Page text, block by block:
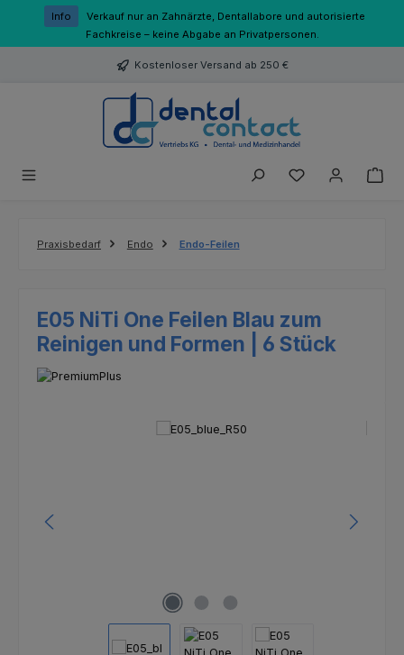
Zum Hauptinhalt springen
Info
Verkauf nur an Zahnärzte, Dentallabore und autorisierte
Fachkreise – keine Abgabe an Privatpersonen.
Kostenloser Versand ab 250 €
Du hast 0
Praxisbedarf Endo Endo-Feilen
E05 NiTi One Feilen Blau zum
Reinigen und Formen | 6 Stück
Bildergalerie überspringen